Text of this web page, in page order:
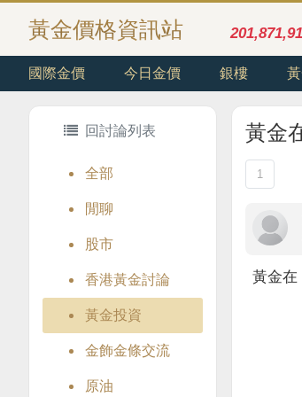
黃金價格資訊站
國際金價 今日金價 銀樓
回討論列表
全部
閒聊
股市
香港黃金討論
黃金投資
金飾金條交流
原油
黃金
1
黃金在